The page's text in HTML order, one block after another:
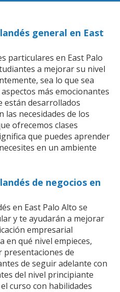
general en East
particulares en East Palo
a mejorar su nivel
sea lo que sea
más emocionantes
están desarrollados
necesidades de los
ofrecemos clases
que puedes aprender
en un ambiente
de negocios en
en East Palo Alto se
y te ayudarán a mejorar
empresarial
en qué nivel empieces,
presentaciones de
de seguir adelante con
del nivel principiante
curso con habilidades